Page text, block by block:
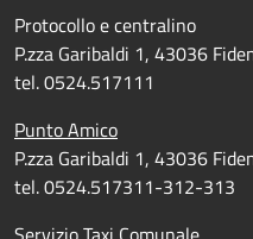
Protocollo e centralino
P.zza Garibaldi 1, 43036
tel. 0524.517111
Punto Amico
P.zza Garibaldi 1, 43036
tel. 0524.517311-312-313